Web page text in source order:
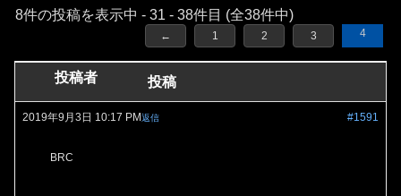
8件の投稿を表示中 - 31 - 38件目 (全38件中)
← 1 2 3 4
投稿者 投稿
2019年9月3日 10:17 PM #1591
返信
BRC